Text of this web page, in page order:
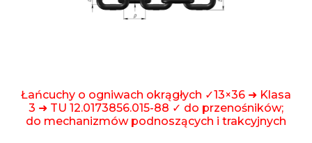
Łańcuchy o ogniwach okrągłych ✓13×36 ➜ Klasa
3 ➜ TU 12.0173856.015-88 ✓ do przenośników;
do mechanizmów podnoszących i trakcyjnych